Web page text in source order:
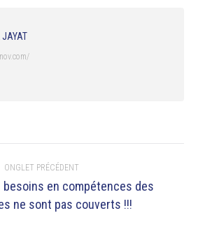
ONGLET PRÉCÉDENT
Onglet
précédent
besoins en compétences des
ne sont pas couverts !!!